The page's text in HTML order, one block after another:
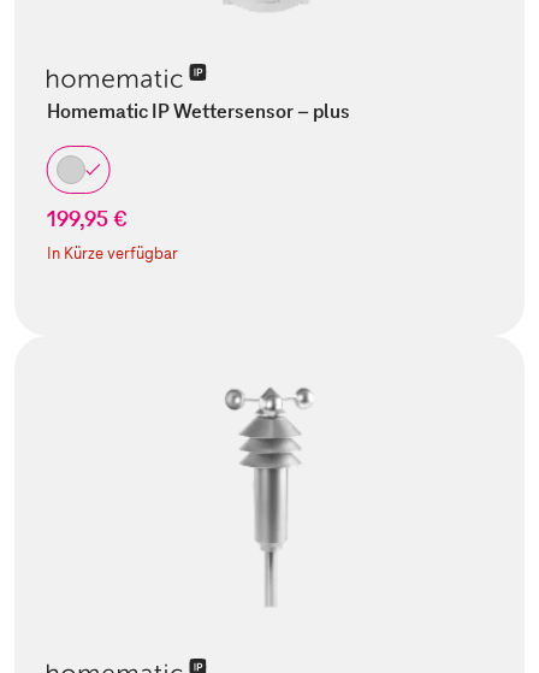
Homematic IP Wettersensor – plus
199,95 €
In Kürze verfügbar